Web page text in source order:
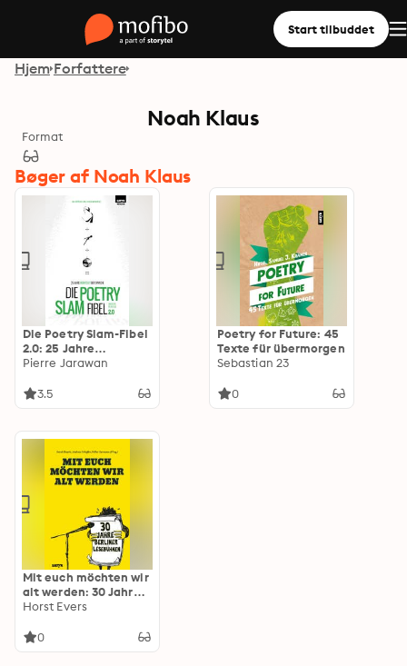
Start tilbuddet
Hjem Forfattere
Noah Klaus
Format
Bøger af Noah Klaus
Die Poetry Slam-Fibel
2.0: 25 Jahre
Werkstatt der
Pierre Jarawan
3.5
Poetry for Future: 45
Texte für übermorgen
Sebastian 23
0
Mit euch möchten wir
alt werden: 30 Jahre
Berliner Lesebühnen
Horst Evers
0